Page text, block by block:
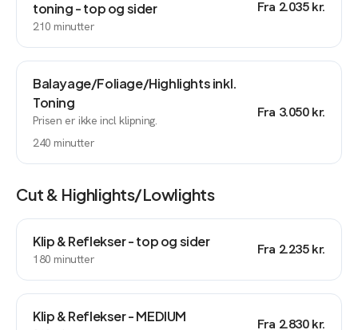
toning - top og sider
210 minutter
Fra 2.035 kr.
Balayage/Foliage/Highlights inkl.
Toning
Prisen er ikke incl klipning.
240 minutter
Fra 3.050 kr.
Cut & Highlights/lowlights
Klip & Reflekser - top og sider
180 minutter
Fra 2.235 kr.
Klip & Reflekser - MEDIUM Fra 2.830 kr.